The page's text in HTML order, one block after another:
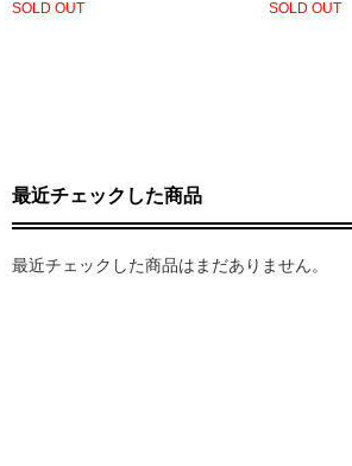
SOLD OUT SOLD OUT
最近チェックした商品
最近チェックした商品はまだありません。